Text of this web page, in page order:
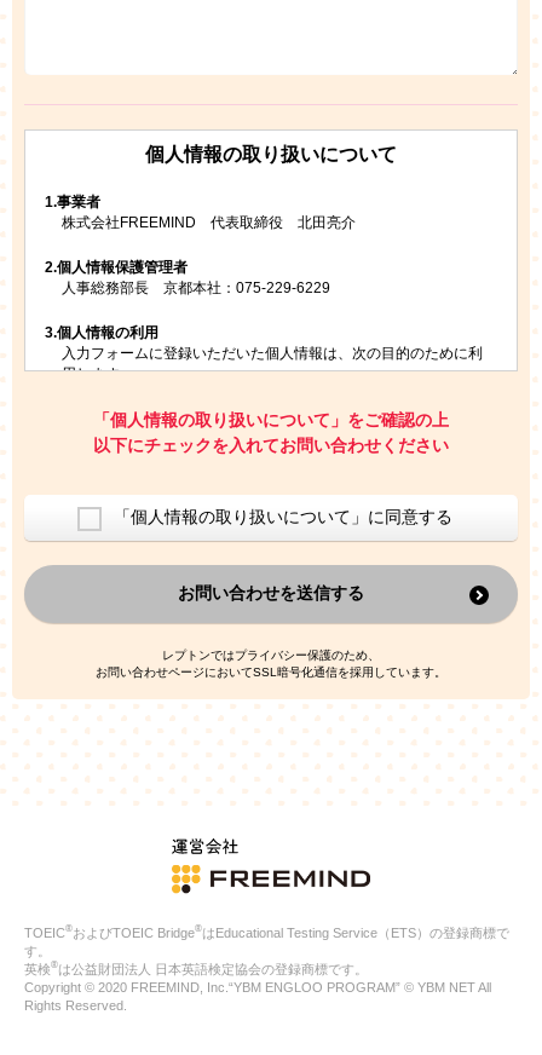
個人情報の取り扱いについて
1.事業者
株式会社FREEMIND 代表取締役 北田亮介
2.個人情報保護管理者
人事総務部長 京都本社：075-229-6229
3.個人情報の利用
入力フォームに登録いただいた個人情報は、次の目的のために利
用します。
お問い合わせにお答えするため
レプトンのキャンペーンや新商品（新サービス）、新規開講教
室等をご案内するため
ご利用者の個人情報を、本人が特定されないデータに不可逆変
換した上で、広告・宣伝・販売促進活動に役立てること
上記の利用目的のために第三者へ提供すること
なお、この利用目的を超えた個人情報の取扱いは行いません。ま
た、これ以外の目的で個人情報を利用することはありません。
人情報を、本人が特定されないデータに不可逆変換した上で第三
者広告配信事業者においてマッチングを行い、その結果に基づい
て広告を配信することがあります。第三者広告配信事業者が、こ
れらの情報を広告配信以外の目的で利用することはありません。
4.
個人情報の第三者への提供
当社は、次の場合を除き、ご本人の同意なしに個人情報を第三者
に提供することはありません。
ご本人の同意がある場合
法令に基づく場合
人の生命、身体または財産の保護のために必要がある場合であ
公衆衛生の向上または児童の健全な育成の推進のために特に必
合
特定した利用目的の達成に必要な範囲内において、個人情報の
「個人情報の取り扱いについて」をご確認の上
以下にチェックを入れてお問い合わせください
「個人情報の取り扱いについて」に同意する
お問い合わせを送信する
レプトンではプライバシー保護のため、
お問い合わせページにおいてSSL暗号化通信を採用しています。
TOEIC®およびTOEIC Bridge®はEducational Testing Service（ETS）の登録商標で
す。
英検®は公益財団法人 日本英語検定協会の登録商標です。
Copyright © 2020 FREEMIND, Inc.“YBM ENGLOO PROGRAM” © YBM NET All
Rights Reserved.